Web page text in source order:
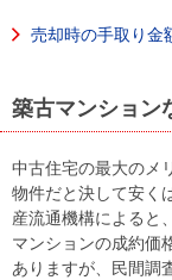
売却時の手取り金
築古マンション
中古住宅の最大のメ
物件だと決して安く
産流通機構によると
マンションの成約価
ありますが、民間調